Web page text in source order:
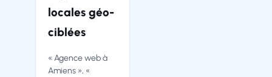
locales géo-
ciblées
« Agence web à
Amiens », «